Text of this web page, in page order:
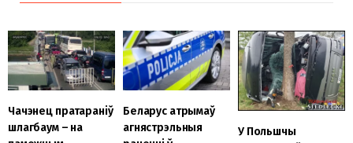
Чачэнец пратараніў
шлагбаум – на
Беларус атрымаў
агнястрэльныя
У Польшчы